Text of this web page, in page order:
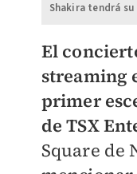
Shakira tendrá
El
streaming
primer
de TSX
Square de